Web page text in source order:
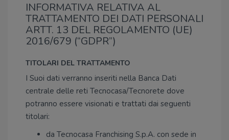
INFORMATIVA RELATIVA AL
TRATTAMENTO DEI DATI PERSONALI
ARTT. 13 DEL REGOLAMENTO (UE)
2016/679 (“GDPR”)
TITOLARI DEL TRATTAMENTO
I Suoi dati verranno inseriti nella Banca Dati
centrale delle reti Tecnocasa/Tecnorete dove
potranno essere visionati e trattati dai seguenti
titolari:
da Tecnocasa Franchising S.p.A. con sede in